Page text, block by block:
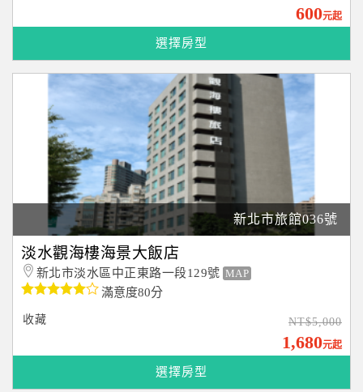
600元起
選擇房型
新北市旅館036號
淡水觀海樓海景大飯店
新北市淡水區中正東路一段129號 MAP
滿意度80分
收藏 NT$5,000
1,680元起
選擇房型